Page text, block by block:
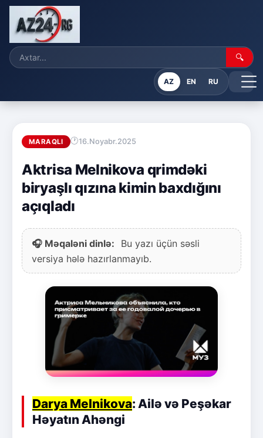
🔍
AZ EN RU
MARAQLI 16.Noyabr.2025
Aktrisa Melnikova qrimdəki
biryaşlı qızına kimin baxdığını
açıqladı
🎧 Məqaləni dinlə:
Bu yazı üçün səsli
versiya hələ hazırlanmayıb.
Darya Melnikova: Ailə və Peşəkar
Həyatın Ahəngi